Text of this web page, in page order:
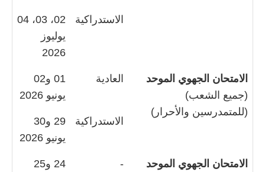
الاستدراكية
02، 03، 04
يوليوز
2026
الامتحان الجهوي الموحد
(جميع الشعب)
(للمتمدرسين والأحرار)
العادية
01 و02
يونيو 2026
الاستدراكية
29 و30
يونيو 2026
الامتحان الجهوي الموحد
-
24 و25